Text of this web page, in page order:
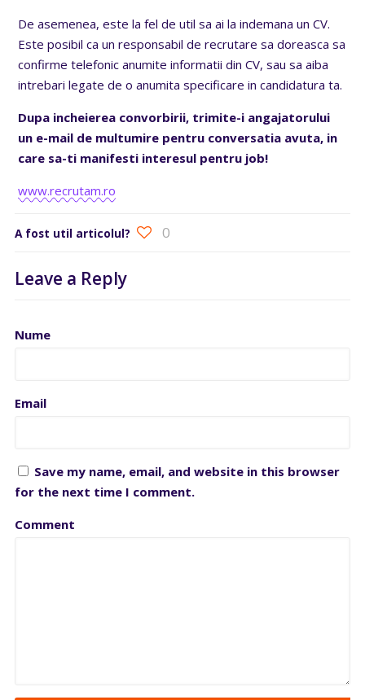
De asemenea, este la fel de util sa ai la indemana un CV.
Este posibil ca un responsabil de recrutare sa doreasca sa
confirme telefonic anumite informatii din CV, sau sa aiba
intrebari legate de o anumita specificare in candidatura ta.
Dupa incheierea convorbirii, trimite-i angajatorului
un e-mail de multumire pentru conversatia avuta, in
care sa-ti manifesti interesul pentru job!
www.recrutam.ro
A fost util articolul? 0
Leave a Reply
Nume
Email
Save my name, email, and website in this browser
for the next time I comment.
Comment